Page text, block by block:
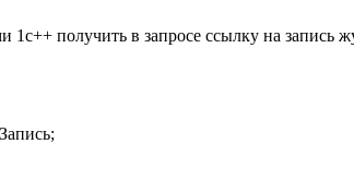
1с++ получить в запросе ссылку на запись